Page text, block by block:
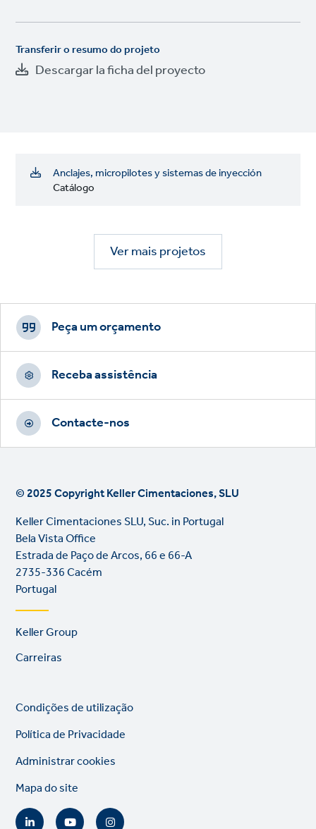
Transferir o resumo do projeto
Descargar la ficha del proyecto
Anclajes, micropilotes y sistemas de inyección
Catálogo
Ver mais projetos
Footer
CTAs
Peça um orçamento
Receba assistência
Contacte-nos
© 2025 Copyright Keller Cimentaciones, SLU
Keller Cimentaciones SLU, Suc. in Portugal
Bela Vista Office
Estrada de Paço de Arcos, 66 e 66-A
2735-336 Cacém
Portugal
Footer
links
Keller Group
Carreiras
Legal
Condições de utilização
Política de Privacidade
Administrar cookies
Mapa do site